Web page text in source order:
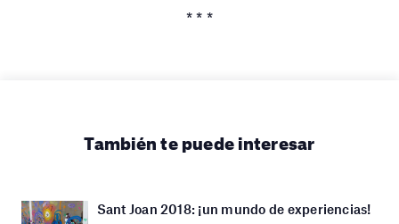
* * *
También te puede interesar
Sant Joan 2018: ¡un mundo de experiencias!